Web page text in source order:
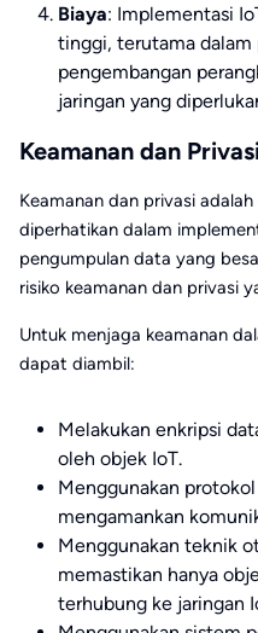
Biaya: Implementasi
tinggi, terutama dalam
pengembangan
jaringan yang
Keamanan dan
Keamanan dan privasi
diperhatikan dalam
pengumpulan data yang
risiko keamanan dan privasi
Untuk menjaga keamanan
dapat diambil:
Melakukan enkripsi
oleh objek IoT.
Menggunakan
mengamankan
Menggunakan teknik
memastikan hanya
terhubung ke jaringan